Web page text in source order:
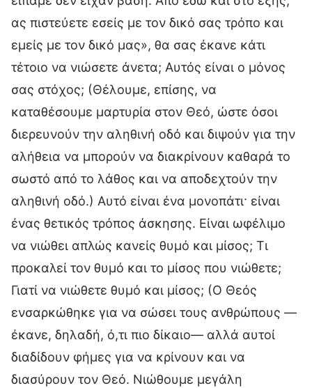
ας πιστεύετε εσείς με τον δικό σας τρόπο και
εμείς με τον δικό μας», θα σας έκανε κάτι
τέτοιο να νιώσετε άνετα; Αυτός είναι ο μόνος
σας στόχος; (Θέλουμε, επίσης, να
καταθέσουμε μαρτυρία στον Θεό, ώστε όσοι
διερευνούν την αληθινή οδό και διψούν για την
αλήθεια να μπορούν να διακρίνουν καθαρά το
σωστό από το λάθος και να αποδεχτούν την
αληθινή οδό.) Αυτό είναι ένα μονοπάτι· είναι
ένας θετικός τρόπος άσκησης. Είναι ωφέλιμο
να νιώθει απλώς κανείς θυμό και μίσος; Τι
προκαλεί τον θυμό και το μίσος που νιώθετε;
Γιατί να νιώθετε θυμό και μίσος; (Ο Θεός
ενσαρκώθηκε για να σώσει τους ανθρώπους —
έκανε, δηλαδή, ό,τι πιο δίκαιο— αλλά αυτοί
διαδίδουν φήμες για να κρίνουν και να
διασύρουν τον Θεό. Νιώθουμε μεγάλη